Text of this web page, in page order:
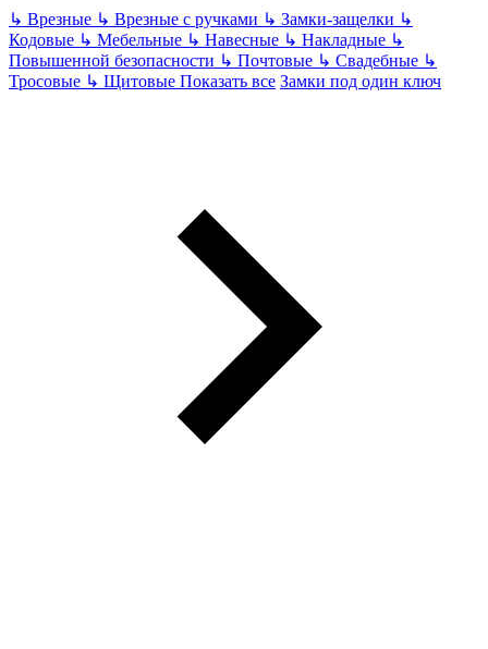
↳ Врезные ↳ Врезные с ручками ↳ Замки-защелки ↳
Кодовые ↳ Мебельные ↳ Навесные ↳ Накладные ↳
Повышенной безопасности ↳ Почтовые ↳ Свадебные ↳
Тросовые ↳ Щитовые Показать все Замки под один ключ